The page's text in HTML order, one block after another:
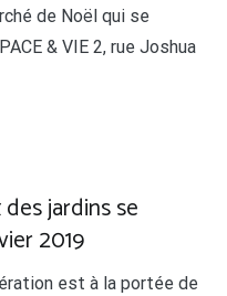
de Noël qui se
& VIE 2, rue Joshua
jardins se
2019
est à la portée de